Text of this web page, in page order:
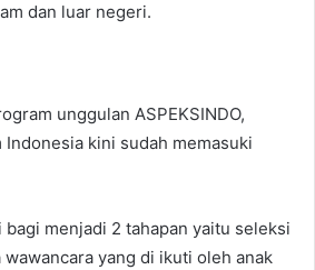
dan luar negeri.
unggulan ASPEKSINDO,
kini sudah memasuki
menjadi 2 tahapan yaitu seleksi
yang di ikuti oleh anak